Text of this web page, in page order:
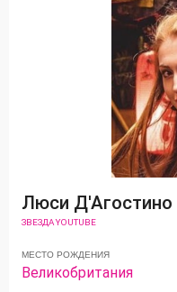
Люси Д'Агостино
ЗВЕЗДА YOUTUBE
МЕСТО РОЖДЕНИЯ
Великобритания